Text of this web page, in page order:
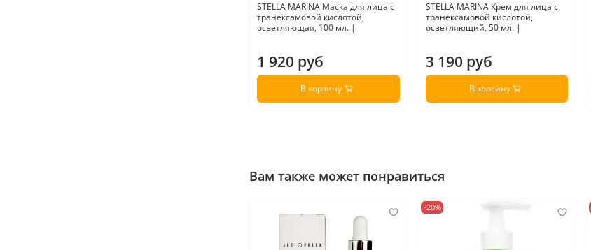
STELLA MARINA Маска для лица с
транексамовой кислотой,
осветляющая, 100 мл. |
1 920 руб
В корзину
STELLA MARINA Крем для лица с
транексамовой кислотой,
осветляющий, 50 мл. |
3 190 руб
В корзину
Вам также может понравиться
-20%